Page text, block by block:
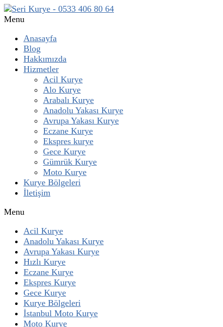
Menu
Anasayfa
Blog
Hakkımızda
Hizmetler
Acil Kurye
Alo Kurye
Arabalı Kurye
Anadolu Yakası Kurye
Avrupa Yakası Kurye
Eczane Kurye
Ekspres kurye
Gece Kurye
Gümrük Kurye
Moto Kurye
Kurye Bölgeleri
İletişim
Menu
Acil Kurye
Anadolu Yakası Kurye
Avrupa Yakası Kurye
Hızlı Kurye
Eczane Kurye
Ekspres Kurye
Gece Kurye
Kurye Bölgeleri
İstanbul Moto Kurye
Moto Kurye